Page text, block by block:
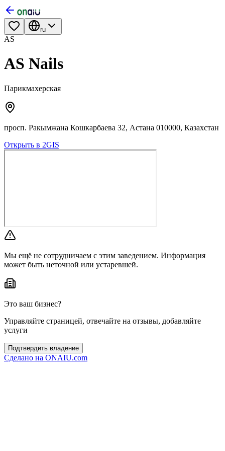
ru
AS
AS Nails
Парикмахерская
просп. Ракымжана Кошкарбаева 32, Астана 010000, Казахстан
Открыть в 2GIS
Мы ещё не сотрудничаем с этим заведением. Информация
может быть неточной или устаревшей.
Это ваш бизнес?
Управляйте страницей, отвечайте на отзывы, добавляйте
услуги
Подтвердить владение
Сделано на ONAIU.com